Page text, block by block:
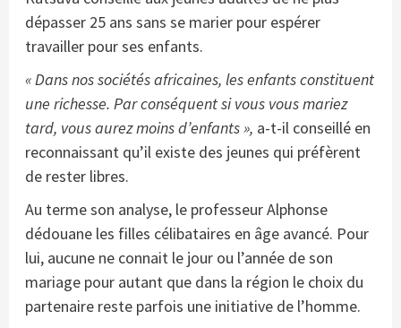
dépasser 25 ans sans se marier pour espérer
travailler pour ses enfants.
« Dans nos sociétés africaines, les enfants constituent
une richesse. Par conséquent si vous vous mariez
tard, vous aurez moins d’enfants », a-t-il conseillé en
reconnaissant qu’il existe des jeunes qui préfèrent
de rester libres.
Au terme son analyse, le professeur Alphonse
dédouane les filles célibataires en âge avancé. Pour
lui, aucune ne connait le jour ou l’année de son
mariage pour autant que dans la région le choix du
partenaire reste parfois une initiative de l’homme.